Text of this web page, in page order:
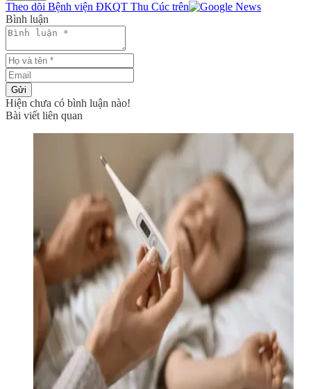
Theo dõi Bệnh viện ĐKQT Thu Cúc trên
Bình luận
Gửi
Hiện chưa có bình luận nào!
Bài viết liên quan